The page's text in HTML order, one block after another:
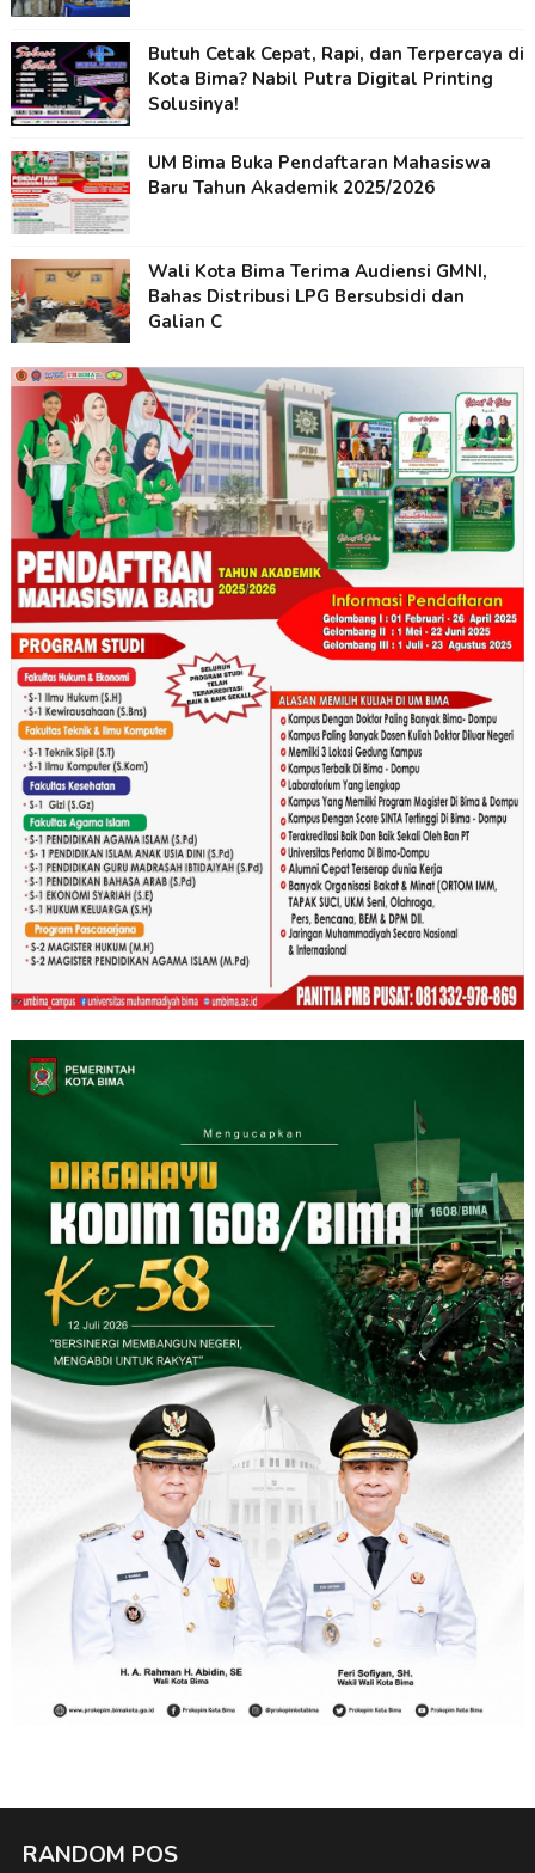
Butuh Cetak Cepat, Rapi, dan Terpercaya di
Kota Bima? Nabil Putra Digital Printing
Solusinya!
UM Bima Buka Pendaftaran Mahasiswa
Baru Tahun Akademik 2025/2026
Wali Kota Bima Terima Audiensi GMNI,
Bahas Distribusi LPG Bersubsidi dan
Galian C
RANDOM POS